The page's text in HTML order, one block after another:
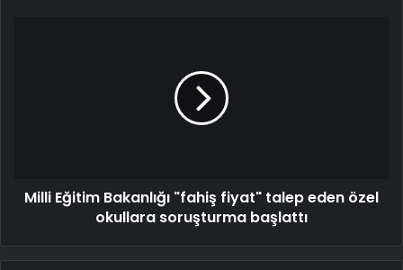
soruşturma
Milli Eğitim Bakanlığı "fahiş fiyat" talep eden özel
okullara soruşturma başlattı